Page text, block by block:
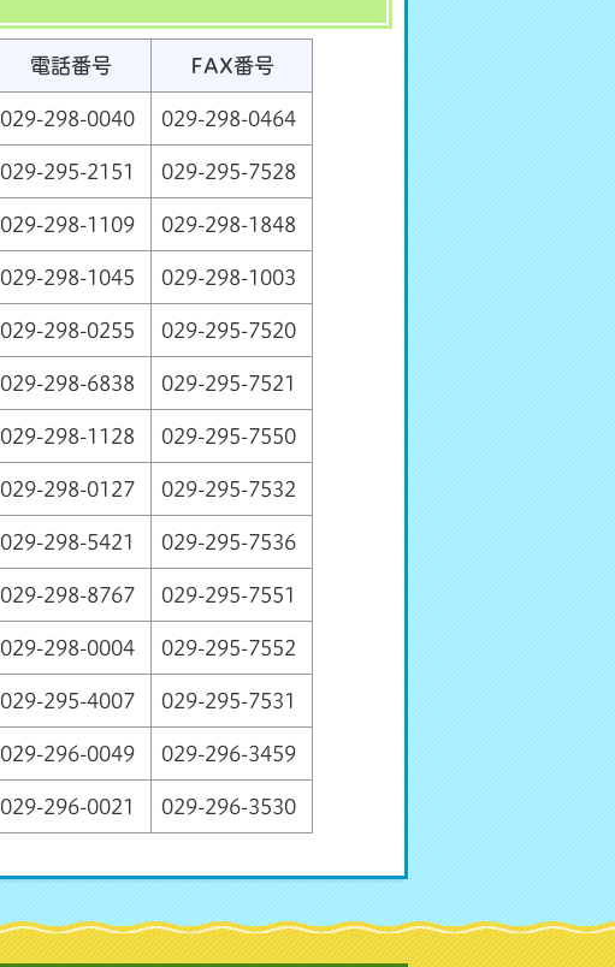
電話番号 FAX番号
029-298-0040 029-298-0464
029-295-2151 029-295-7528
029-298-1109 029-298-1848
029-298-1045 029-298-1003
029-298-0255 029-295-7520
029-298-6838 029-295-7521
029-298-1128 029-295-7550
029-298-0127 029-295-7532
029-298-5421 029-295-7536
029-298-8767 029-295-7551
029-298-0004 029-295-7552
029-295-4007 029-295-7531
029-296-0049 029-296-3459
029-296-0021 029-296-3530